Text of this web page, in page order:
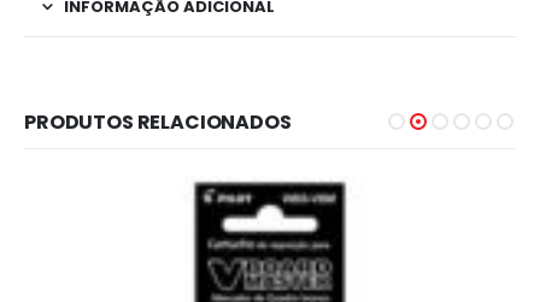
INFORMAÇÃO ADICIONAL
PRODUTOS RELACIONADOS